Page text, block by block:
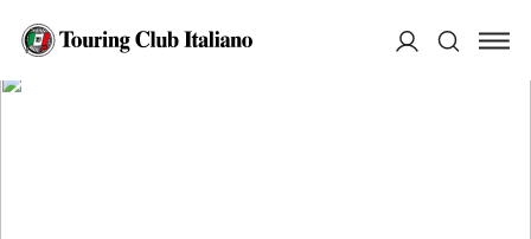
HOME
DORMIRE
AMÉRICA